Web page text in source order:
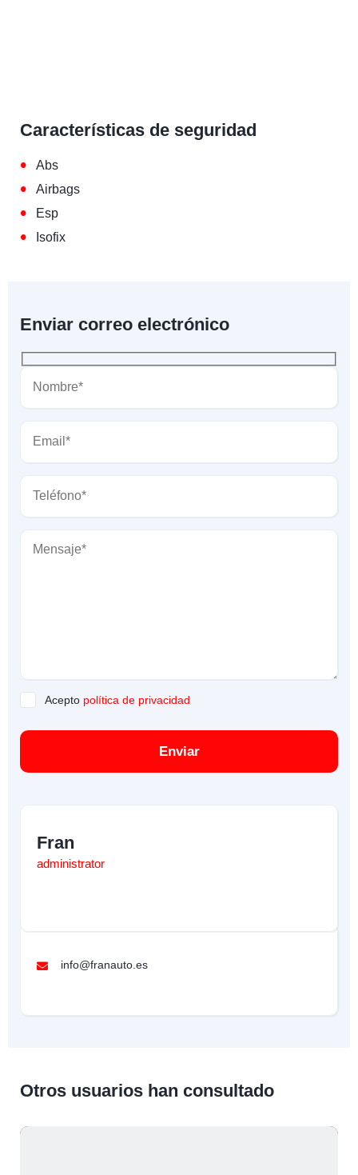
Características de seguridad
• Abs
• Airbags
• Esp
• Isofix
Enviar correo electrónico
Acepto política de privacidad
Enviar
Fran
administrator
info@franauto.es
Otros usuarios han consultado